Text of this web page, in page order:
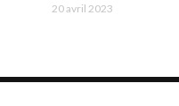
20 avril 2023